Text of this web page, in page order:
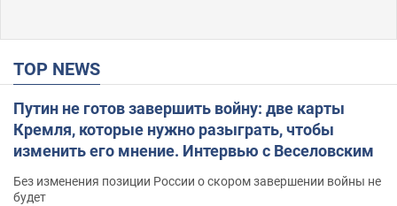
TOP NEWS
Путин не готов завершить войну: две карты
Кремля, которые нужно разыграть, чтобы
изменить его мнение. Интервью с Веселовским
Без изменения позиции России о скором завершении войны не
будет